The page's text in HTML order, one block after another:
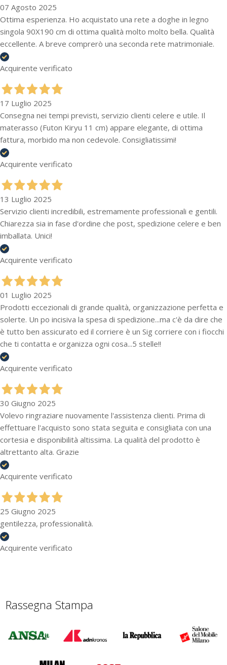
07 Agosto 2025
Ottima esperienza. Ho acquistato una rete a doghe in legno
singola 90X190 cm di ottima qualità molto molto bella. Qualità
eccellente. A breve comprerò una seconda rete matrimoniale.
Acquirente verificato
17 Luglio 2025
Consegna nei tempi previsti, servizio clienti celere e utile. Il
materasso (Futon Kiryu 11 cm) appare elegante, di ottima
fattura, morbido ma non cedevole. Consigliatissimi!
Acquirente verificato
13 Luglio 2025
Servizio clienti incredibili, estremamente professionali e gentili.
Chiarezza sia in fase d'ordine che post, spedizione celere e ben
imballata. Unici!
Acquirente verificato
01 Luglio 2025
Prodotti eccezionali di grande qualità, organizzazione perfetta e
solerte. Un po incisiva la spesa di spedizione...ma c'è da dire che
è tutto ben assicurato ed il corriere è un Sig corriere con i fiocchi
che ti contatta e organizza ogni cosa...5 stelle!!
Acquirente verificato
30 Giugno 2025
Volevo ringraziare nuovamente l'assistenza clienti. Prima di
effettuare l'acquisto sono stata seguita e consigliata con una
cortesia e disponibilità altissima. La qualità del prodotto è
altrettanto alta. Grazie
Acquirente verificato
25 Giugno 2025
gentilezza, professionalità.
Acquirente verificato
Rassegna Stampa